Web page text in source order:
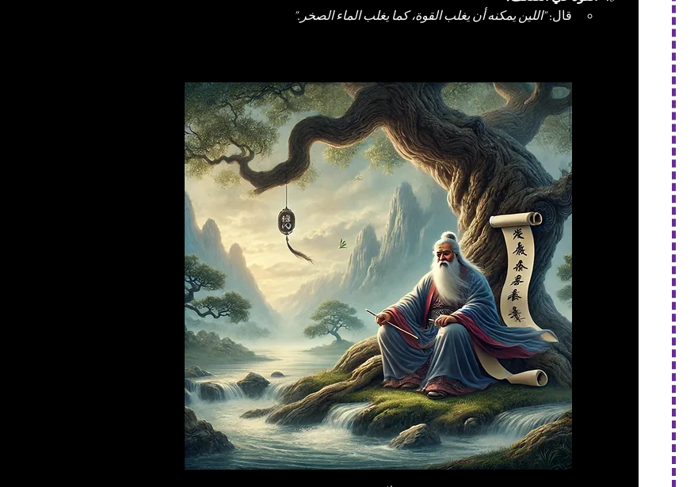
قال: "اللين يمكنه أن يغلب القوة، كما يغلب الماء الصخر."